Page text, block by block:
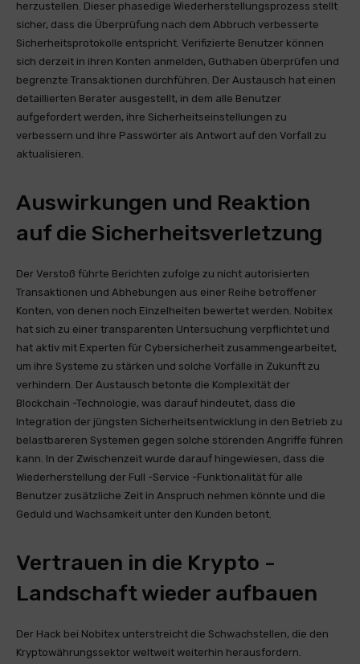
herzustellen. Dieser phasedige Wiederherstellungsprozess stellt
sicher, dass die Überprüfung nach dem Abbruch verbesserte
Sicherheitsprotokolle entspricht. Verifizierte Benutzer können
sich derzeit in ihren Konten anmelden, Guthaben überprüfen und
begrenzte Transaktionen durchführen. Der Austausch hat einen
detaillierten Berater ausgestellt, in dem alle Benutzer
aufgefordert werden, ihre Sicherheitseinstellungen zu
verbessern und ihre Passwörter als Antwort auf den Vorfall zu
aktualisieren.
Auswirkungen und Reaktion
auf die Sicherheitsverletzung
Der Verstoß führte Berichten zufolge zu nicht autorisierten
Transaktionen und Abhebungen aus einer Reihe betroffener
Konten, von denen noch Einzelheiten bewertet werden. Nobitex
hat sich zu einer transparenten Untersuchung verpflichtet und
hat aktiv mit Experten für Cybersicherheit zusammengearbeitet,
um ihre Systeme zu stärken und solche Vorfälle in Zukunft zu
verhindern. Der Austausch betonte die Komplexität der
Blockchain -Technologie, was darauf hindeutet, dass die
Integration der jüngsten Sicherheitsentwicklung in den Betrieb zu
belastbareren Systemen gegen solche störenden Angriffe führen
kann. In der Zwischenzeit wurde darauf hingewiesen, dass die
Wiederherstellung der Full -Service -Funktionalität für alle
Benutzer zusätzliche Zeit in Anspruch nehmen könnte und die
Geduld und Wachsamkeit unter den Kunden betont.
Vertrauen in die Krypto -
Landschaft wieder aufbauen
Der Hack bei Nobitex unterstreicht die Schwachstellen, die den
Kryptowährungssektor weltweit weiterhin herausfordern.